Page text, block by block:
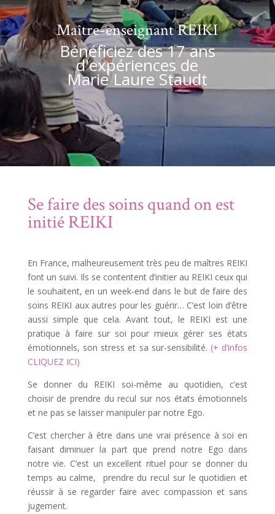
Maître-enseignant REIKI
Bénéficiez des 17 ans
d'expériences de
Marie Laure Staudt
Se faire des soins quand on est
initié REIKI
En France, malheureusement très peu de maîtres REIKI
font un suivi. Ils se contentent d’initier au REIKI ceux qui
le souhaitent, en un week-end dans le but de faire des
soins REIKI aux autres pour les guérir… C’est loin d’être
aussi simple que cela. Avant tout, le REIKI est une
pratique à faire sur soi pour mieux gérer ses états
émotionnels, son stress et sa sur-sensibilité. (+ d’infos
CLIQUEZ ICI)
Se donner du REIKI soi-même au quotidien, c’est
choisir de prendre du recul sur nos états émotionnels
et ne pas se laisser manipuler par notre Ego.
C’est chercher à être dans une vrai présence à soi en
faisant diminuer la part que prend notre Ego dans
notre vie. C’est un excellent rituel pour se donner du
temps au calme, prendre du recul sur le quotidien et
réussir à se regarder faire avec compassion et sans
jugement.